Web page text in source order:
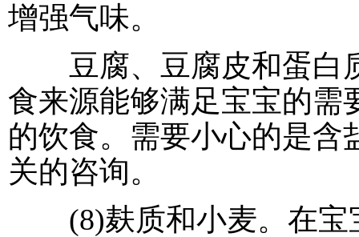
增强气味。
豆腐、豆腐皮和蛋白
食来源能够满足宝宝的需
的饮食。需要小心的是含
关的咨询。
(8)麸质和小麦。在宝